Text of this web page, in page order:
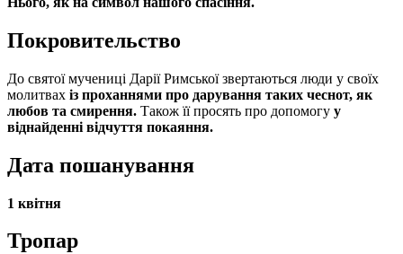
Покровительство
До святої мучениці Дарії Римської звертаються люди у своїх
молитвах із проханнями про дарування таких чеснот, як
любов та смирення. Також її просять про допомогу у
віднайденні відчуття покаяння.
Дата пошанування
1 квітня
Тропар